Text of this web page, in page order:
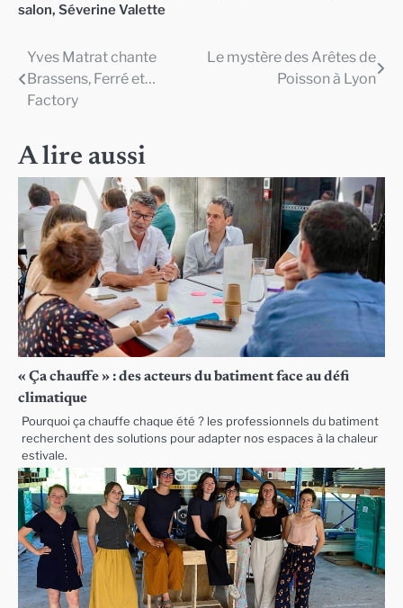
salon, Séverine Valette
Navigation
de
Yves Matrat chante
Brassens, Ferré et…
Factory
Le mystère des Arêtes de
Poisson à Lyon
A lire aussi
« Ça chauffe » : des acteurs du batiment face au défi
climatique
Pourquoi ça chauffe chaque été ? les professionnels du batiment
recherchent des solutions pour adapter nos espaces à la chaleur
estivale.